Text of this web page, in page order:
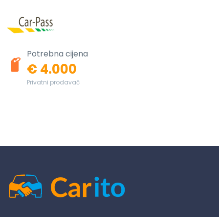
Potrebna cijena
€ 4.000
Privatni prodavač